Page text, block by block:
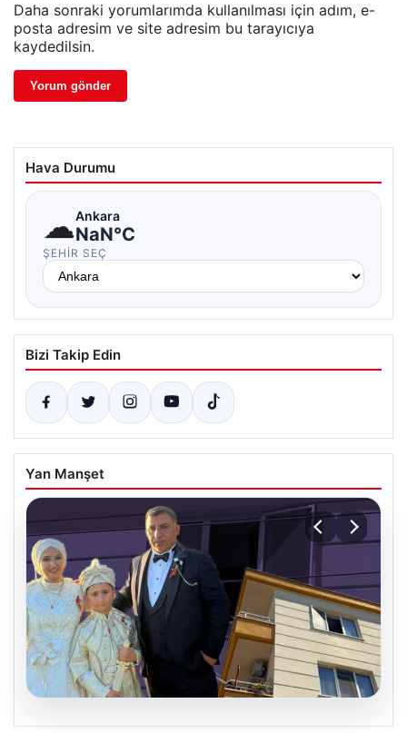
Daha sonraki yorumlarımda kullanılması için adım, e-
posta adresim ve site adresim bu tarayıcıya
kaydedilsin.
Hava Durumu
☁Ankara
NaN°C
ŞEHIR SEÇ
Bizi Takip Edin
Yan Manşet